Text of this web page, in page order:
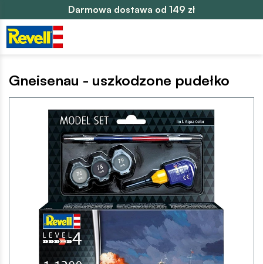
Darmowa dostawa od 149 zł
Gneisenau - uszkodzone pudełko